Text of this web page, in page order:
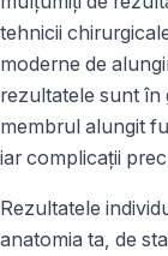
tehnicii
moderne de
rezultatele sunt în
membrul alungit
iar complicații
Rezultatele
anatomia ta, de